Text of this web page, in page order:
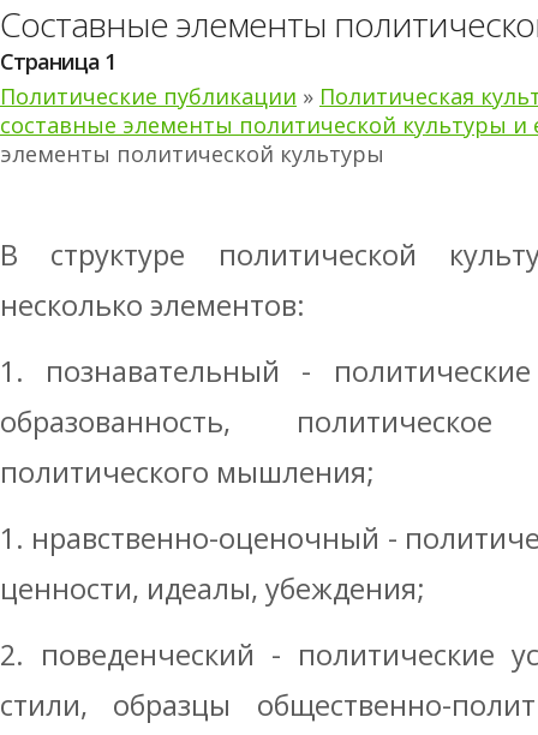
Составные элементы
Страница 1
Политические публикации » Политическая
составные элементы политической культуры и
элементы политической культуры
В структуре политической
несколько элементов:
1. познавательный -
образованность,
политического мышления;
1. нравственно-оценочный -
ценности, идеалы, убеждения;
2. поведенческий - политические
стили, образцы общественно-